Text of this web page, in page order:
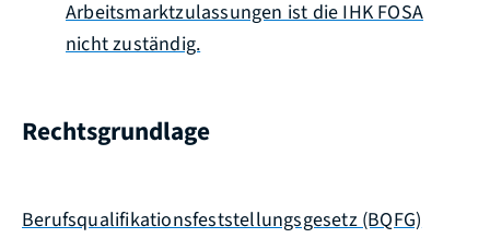
Arbeitsmarktzulassungen ist die IHK FOSA
nicht zuständig.
Rechtsgrundlage
Berufsqualifikationsfeststellungsgesetz (BQFG)